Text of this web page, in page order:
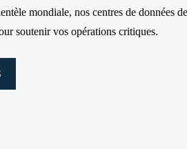
mondiale, nos centres de données
soutenir vos opérations critiques.